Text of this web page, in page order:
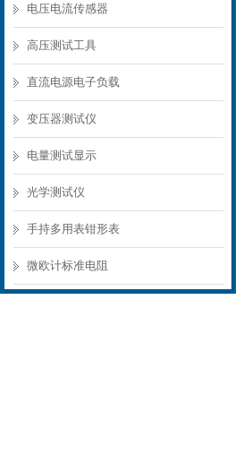
电压电流传感器
高压测试工具
直流电源电子负载
变压器测试仪
电量测试显示
光学测试仪
手持多用表钳形表
微欧计标准电阻